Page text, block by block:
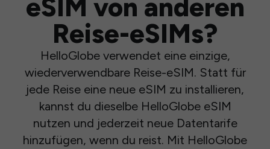
eSIM von anderen
Reise-eSIMs?
HelloGlobe verwendet eine einzige,
wiederverwendbare Reise-eSIM. Statt für
jede Reise eine neue eSIM zu installieren,
kannst du dieselbe HelloGlobe eSIM
nutzen und jederzeit neue Datentarife
hinzufügen, wenn du reist. Mit HelloGlobe